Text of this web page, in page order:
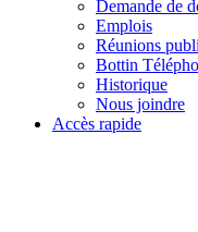
Demande de
Emplois
Réunions
Bottin
Historique
Nous joindre
Accès rapide